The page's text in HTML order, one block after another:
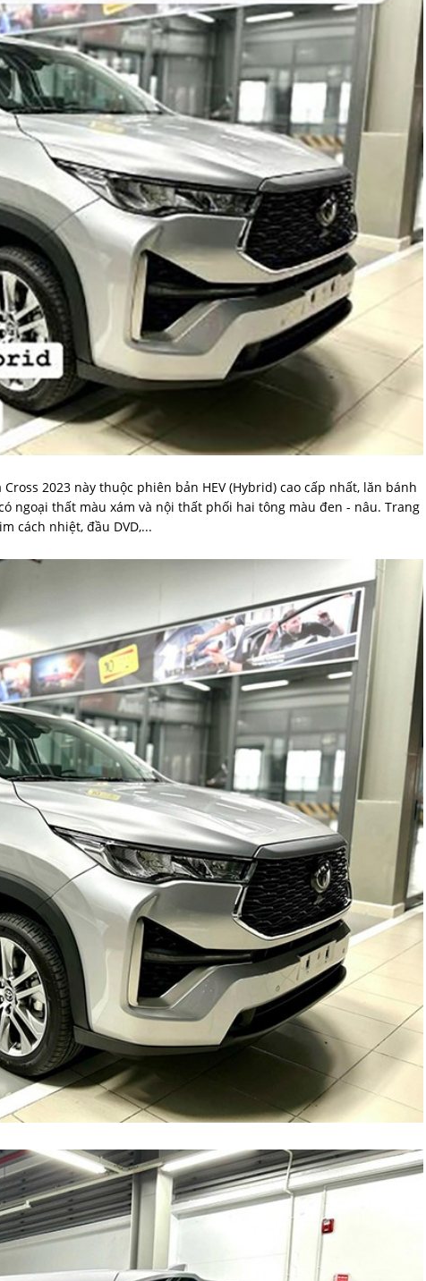
2023 này thuộc phiên bản HEV (Hybrid) cao cấp nhất, lăn bánh
ngoại thất màu xám và nội thất phối hai tông màu đen - nâu. Trang
cách nhiệt, đầu DVD,...